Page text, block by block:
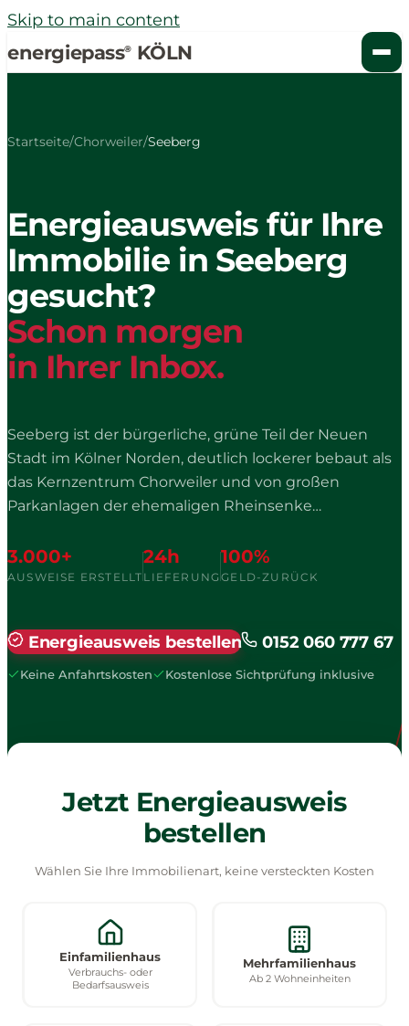
Skip to main content
energiepass® KÖLN
Startseite/Chorweiler/Seeberg
Energieausweis für Ihre
Immobilie in Seeberg
gesucht?
Schon morgen
in Ihrer Inbox.
Seeberg ist der bürgerliche, grüne Teil der Neuen
Stadt im Kölner Norden, deutlich lockerer bebaut als
das Kernzentrum Chorweiler und von großen
Parkanlagen der ehemaligen Rheinsenke
besitzt, kennt die drei klar getrennten Quartiere Alt-
Seeberg, Seeberg-Süd und Seeberg-Nord mit ihren
Datentiefe.
3.000+
AUSWEISE ERSTELLT
24h
LIEFERUNG
100%
GELD-ZURÜCK
Energieausweis bestellen 0152 060 777 67
Keine Anfahrtskosten Kostenlose Sichtprüfung inklusive
Jetzt Energieausweis
bestellen
Wählen Sie Ihre Immobilienart, keine versteckten Kosten
Einfamilienhaus
Verbrauchs- oder
Bedarfsausweis
Mehrfamilienhaus
Ab 2 Wohneinheiten